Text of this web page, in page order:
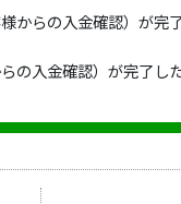
らの入金確認）が完
入金確認）が完了